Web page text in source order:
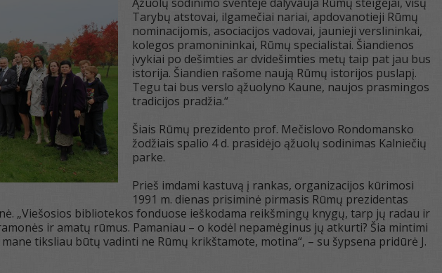
Tarybų atstovai, ilgamečiai nariai, apdovanotieji Rūmų
nominacijomis, asociacijos vadovai, jaunieji verslininkai,
kolegos pramonininkai, Rūmų specialistai. Šiandienos
įvykiai po dešimties ar dvidešimties metų taip pat jau bus
istorija. Šiandien rašome naują Rūmų istorijos puslapį.
Tegu tai bus verslo ąžuolyno Kaune, naujos prasmingos
tradicijos pradžia.“
Šiais Rūmų prezidento prof. Mečislovo Rondomansko
žodžiais spalio 4 d. prasidėjo ąžuolų sodinimas Kalniečių
parke.
Prieš imdami kastuvą į rankas, organizacijos kūrimosi
1991 m. dienas prisiminė pirmasis Rūmų prezidentas
„Viešosios bibliotekos fonduose ieškodama reikšmingų knygų, tarp jų radau ir
ir amatų rūmus. Pamaniau – o kodėl nepamėginus jų atkurti? Šia mintimi
tiksliau būtų vadinti ne Rūmų krikštamote, motina“, – su šypsena pridūrė J.